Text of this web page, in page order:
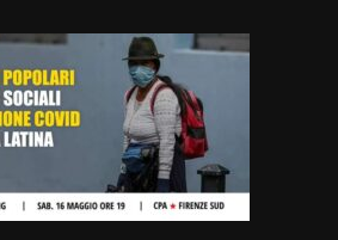
at
s
A
p
c
e
b
o
k
ai
l
p
y
k